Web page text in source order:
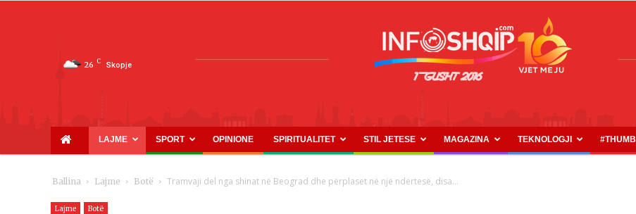
26 C Skopje
INFOSHQIP.COM
LAJME SPORT OPINIONE SPIRITUALITET STIL JETESE MAGAZINA TEKNOLOGJI #THUMB
Ballina Lajme Botë Tramvaji del nga shinat në Beograd dhe përplaset në një ndërtesë, disa...
Lajme Botë